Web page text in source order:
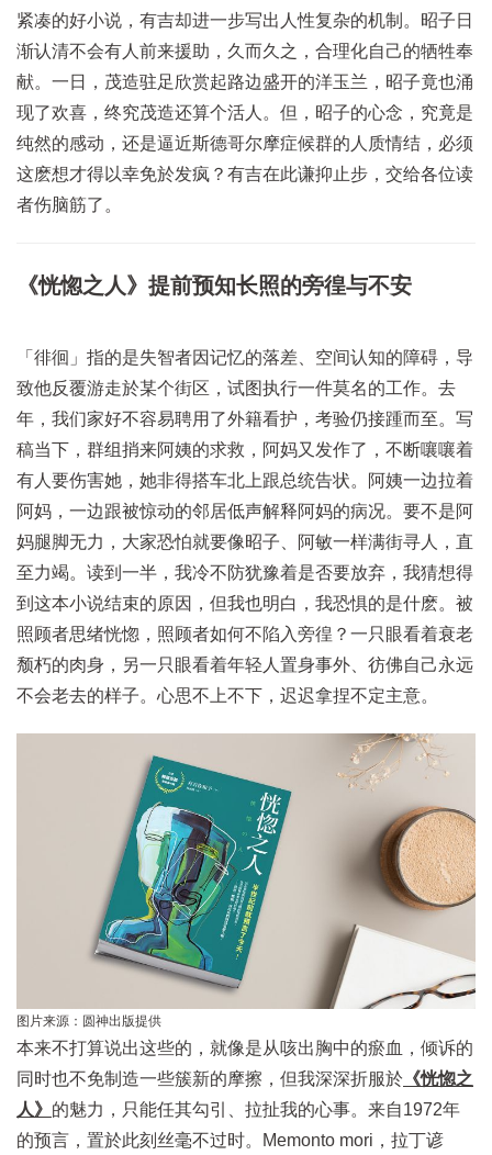
紧凑的好小说，有吉却进一步写出人性复杂的机制。昭子日
渐认清不会有人前来援助，久而久之，合理化自己的牺牲奉
献。一日，茂造驻足欣赏起路边盛开的洋玉兰，昭子竟也涌
现了欢喜，终究茂造还算个活人。但，昭子的心念，究竟是
纯然的感动，还是逼近斯德哥尔摩症候群的人质情结，必须
这麽想才得以幸免於发疯？有吉在此谦抑止步，交给各位读
者伤脑筋了。
《恍惚之人》提前预知长照的旁徨与不安
「徘徊」指的是失智者因记忆的落差、空间认知的障碍，导
致他反覆游走於某个街区，试图执行一件莫名的工作。去
年，我们家好不容易聘用了外籍看护，考验仍接踵而至。写
稿当下，群组捎来阿姨的求救，阿妈又发作了，不断嚷嚷着
有人要伤害她，她非得搭车北上跟总统告状。阿姨一边拉着
阿妈，一边跟被惊动的邻居低声解释阿妈的病况。要不是阿
妈腿脚无力，大家恐怕就要像昭子、阿敏一样满街寻人，直
至力竭。读到一半，我冷不防犹豫着是否要放弃，我猜想得
到这本小说结束的原因，但我也明白，我恐惧的是什麽。被
照顾者思绪恍惚，照顾者如何不陷入旁徨？一只眼看着衰老
颓朽的肉身，另一只眼看着年轻人置身事外、彷佛自己永远
不会老去的样子。心思不上不下，迟迟拿捏不定主意。
图片来源：圆神出版提供
本来不打算说出这些的，就像是从咳出胸中的瘀血，倾诉的
同时也不免制造一些簇新的摩擦，但我深深折服於 《恍惚之
人》 的魅力，只能任其勾引、拉扯我的心事。来自1972年
的预言，置於此刻丝毫不过时。Memonto mori，拉丁谚